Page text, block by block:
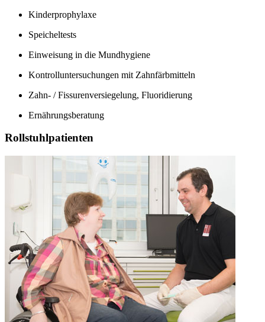
Kinderprophylaxe
Speicheltests
Einweisung in die Mundhygiene
Kontrolluntersuchungen mit Zahnfärbmitteln
Zahn- / Fissurenversiegelung, Fluoridierung
Ernährungsberatung
Rollstuhlpatienten